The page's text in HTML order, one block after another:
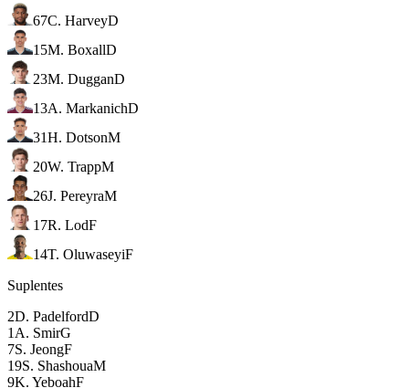
67C. HarveyD
15M. BoxallD
23M. DugganD
13A. MarkanichD
31H. DotsonM
20W. TrappM
26J. PereyraM
17R. LodF
14T. OluwaseyiF
Suplentes
2D. PadelfordD
1 A. SmirG
7S. JeongF
19S. ShashouaM
9K. YeboahF